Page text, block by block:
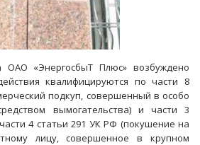
ОАО «ЭнергосбыТ Плюс» возбуждено
квалифицируются по части 8
подкуп, совершенный в особо
вымогательства) и части 3
4 статьи 291 УК РФ (покушение на
лицу, совершенное в крупном